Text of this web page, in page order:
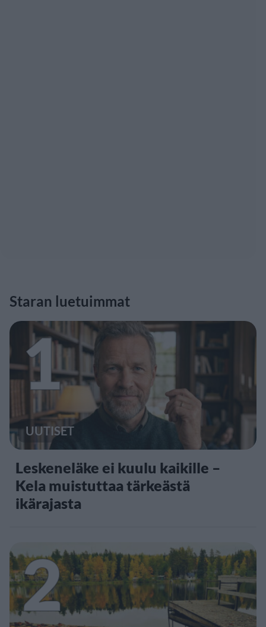
Staran luetuimmat
1
UUTISET
Leskeneläke ei kuulu kaikille –
Kela muistuttaa tärkeästä
ikärajasta
2